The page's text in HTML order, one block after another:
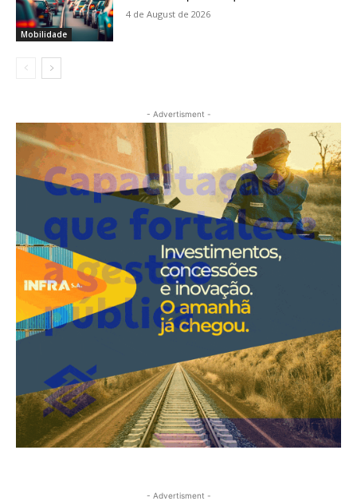
Mobilidade
4 de August de 2026
- Advertisment -
- Advertisment -